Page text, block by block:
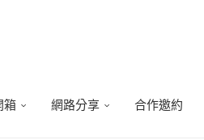
箱 網路分享 合作邀約